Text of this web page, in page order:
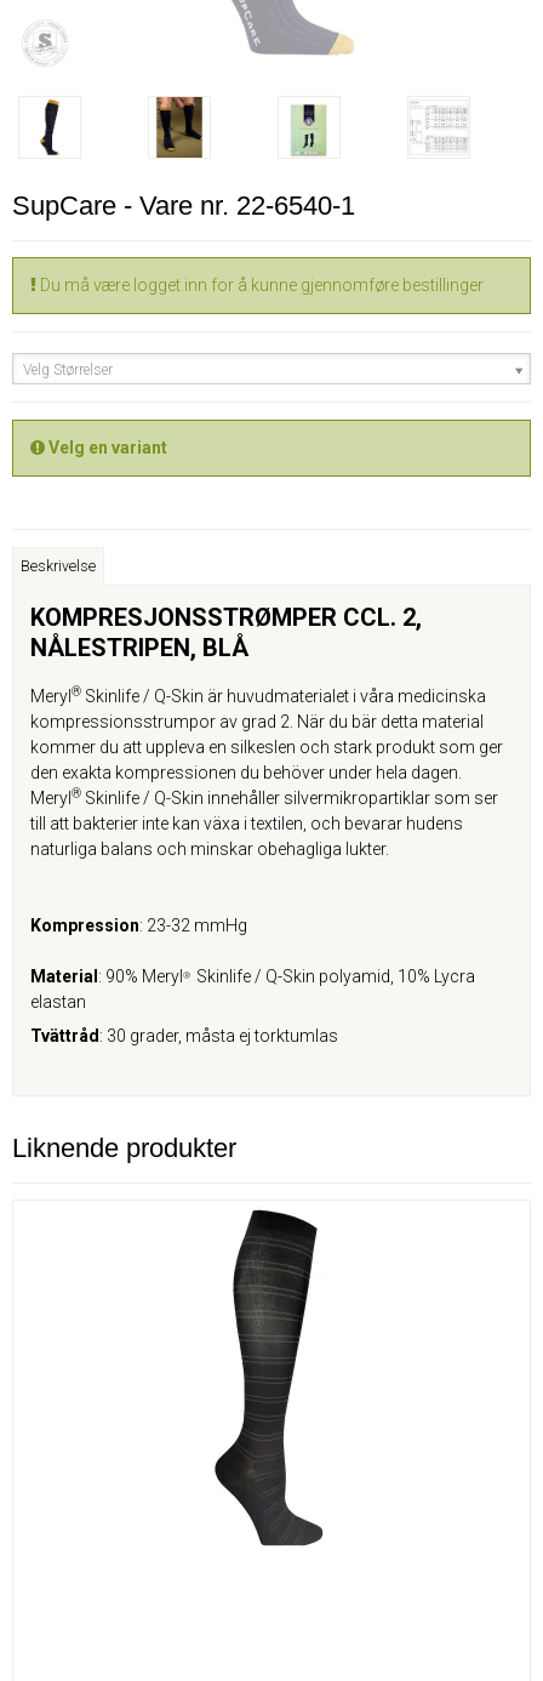
SupCare - Vare nr. 22-6540-1
Du må være logget inn for å kunne gjennomføre bestillinger
Velg Størrelser
Velg en variant
Beskrivelse
KOMPRESJONSSTRØMPER CCL. 2,
NÅLESTRIPEN, BLÅ
Meryl ® Skinlife / Q-Skin är huvudmaterialet i våra medicinska
kompressionsstrumpor av grad 2. När du bär detta material
kommer du att uppleva en silkeslen och stark produkt som ger
den exakta kompressionen du behöver under hela dagen.
Meryl ® Skinlife / Q-Skin innehåller silvermikropartiklar som ser
till att bakterier inte kan växa i textilen, och bevarar hudens
naturliga balans och minskar obehagliga lukter.
Kompression: 23-32 mmHg
Material : 90% Meryl ®
Skinlife / Q-Skin polyamid, 10% Lycra
elastan
Tvättråd : 30 grader, måsta ej torktumlas
Liknende produkter